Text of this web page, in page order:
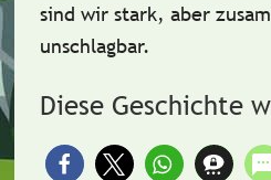
sind wir stark, aber
unschlagbar.
Diese Geschichte